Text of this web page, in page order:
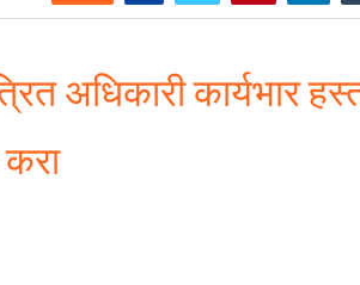
अधिकारी कार्यभार